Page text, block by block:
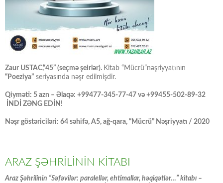
Zaur USTAC,“45” (seçmə şeirlər). Kitab “Mücrü”nəşriyyatının
“Poeziya” seriyasında nəşr edilmişdir.
Qiyməti: 5 azn – Əlaqə: +99477-345-77-47 və +99455-502-89-32
İNDİ ZƏNG EDİN!
Nəşr göstəriciləri: 64 səhifə, A5, ağ-qara, “Mücrü” Nəşriyyatı / 2020
ARAZ ŞƏHRİLİNİN KİTABI
Araz Şəhrilinin “Səfəvilər: paralellər, ehtimallar, həqiqətlər…” kitabı –